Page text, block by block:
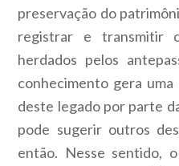
preservação do
registrar e transmitir
herdados pelos
conhecimento gera
deste legado por parte
pode sugerir outros
então. Nesse sentido,